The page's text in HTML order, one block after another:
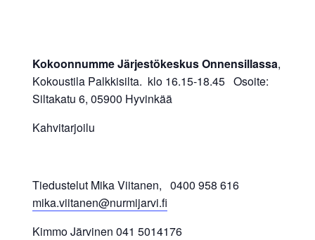
KokoonnummeJärjestökeskus Onnensillassa,
Kokoustila Palkkisilta. klo 16.15-18.45 Osoite:
Siltakatu 6, 05900 Hyvinkää
Kahvitarjoilu
Tiedustelut Mika Viitanen, 0400 958 616
mika.viitanen@nurmijarvi.fi
Kimmo Järvinen 041 5014176